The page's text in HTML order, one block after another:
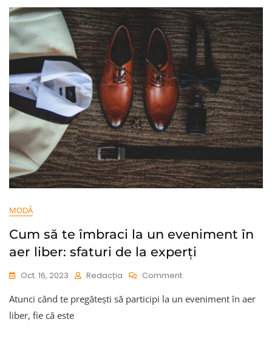
De
Crăciun:
Sfaturi
De
La
Experți
Pentru
O
Ținută
Elegantă
Și
Confortabilă
MODĂ
Cum să te îmbraci la un eveniment în
aer liber: sfaturi de la experți
Oct. 16, 2023 Redacția CommentOn
Să
Atunci când te pregătești să participi la un eveniment în aer
liber, fie că este